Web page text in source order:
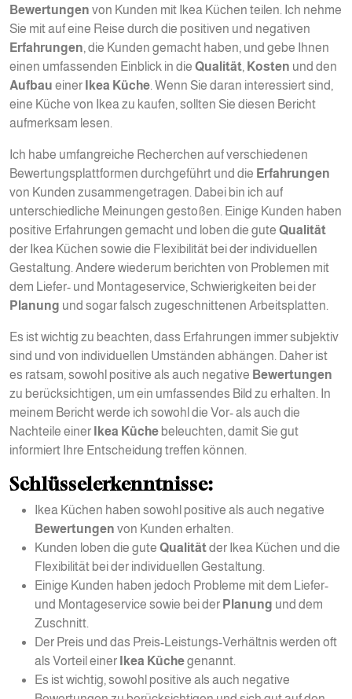
Bewertungen von Kunden mit Ikea Küchen teilen. Ich nehme
Sie mit auf eine Reise durch die positiven und negativen
Erfahrungen, die Kunden gemacht haben, und gebe Ihnen
einen umfassenden Einblick in die Qualität, Kosten und den
Aufbau einer Ikea Küche. Wenn Sie daran interessiert sind,
eine Küche von Ikea zu kaufen, sollten Sie diesen Bericht
aufmerksam lesen.
Ich habe umfangreiche Recherchen auf verschiedenen
Bewertungsplattformen durchgeführt und die Erfahrungen
von Kunden zusammengetragen. Dabei bin ich auf
unterschiedliche Meinungen gestoßen. Einige Kunden haben
positive Erfahrungen gemacht und loben die gute Qualität
der Ikea Küchen sowie die Flexibilität bei der individuellen
Gestaltung. Andere wiederum berichten von Problemen mit
dem Liefer- und Montageservice, Schwierigkeiten bei der
Planung und sogar falsch zugeschnittenen Arbeitsplatten.
Es ist wichtig zu beachten, dass Erfahrungen immer subjektiv
sind und von individuellen Umständen abhängen. Daher ist
es ratsam, sowohl positive als auch negative Bewertungen
zu berücksichtigen, um ein umfassendes Bild zu erhalten. In
meinem Bericht werde ich sowohl die Vor- als auch die
Nachteile einer
Ikea Küche beleuchten, damit Sie gut
informiert Ihre Entscheidung treffen können.
Schlüsselerkenntnisse:
Ikea Küchen haben sowohl positive als auch negative
Bewertungen von Kunden erhalten.
Kunden loben die gute Qualitätder Ikea Küchen und die
Flexibilität bei der individuellen Gestaltung.
Einige Kunden haben jedoch Probleme mit dem Liefer-
und Montageservice sowie bei der Planung und dem
Zuschnitt.
Der Preis und das Preis-Leistungs-Verhältnis werden oft
als Vorteil einer
Ikea Küchegenannt.
Es ist wichtig, sowohl positive als auch negative